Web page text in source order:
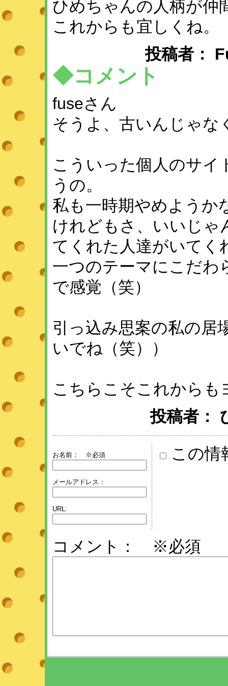
ひめちゃんの人柄が仲
これからも宜しくね。
投稿者：
◆コメント
fuseさん
そうよ、古いんじゃな
こういった個人のサイ
うの。
私も一時期やめようか
けれどもさ、いいじゃ
てくれた人達がいてく
一つのテーマにこだわ
で感覚（笑）
引っ込み思案の私の居
いでね（笑））
こちらこそこれからも
投稿者：
お名前： ※必須
メールアドレス：
URL:
この情
コメント： ※必須